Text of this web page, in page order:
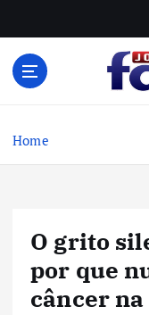
Home
O grito
por que
câncer